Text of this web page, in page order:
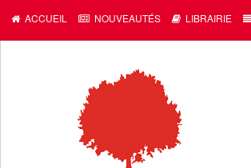
ACCUEIL NOUVEAUTÉS LIBRAIRIE